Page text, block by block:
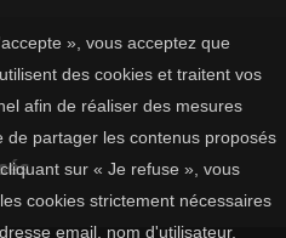
», vous acceptez que
des cookies et traitent vos
afin de réaliser des mesures
de partager les contenus proposés
sur « Je refuse », vous
cookies strictement nécessaires
email, nom d'utilisateur,